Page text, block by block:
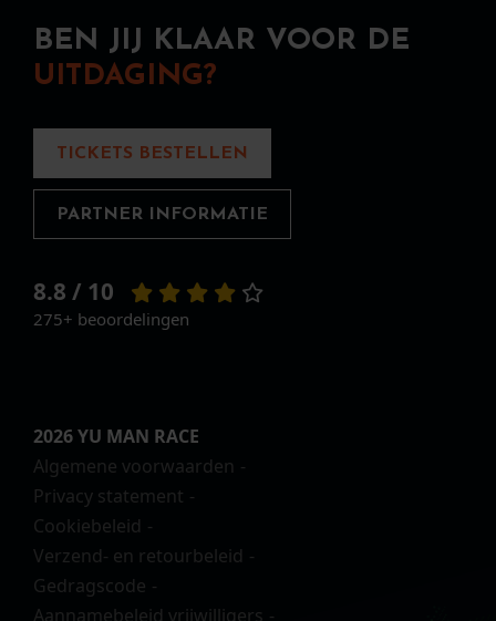
BEN JIJ KLAAR VOOR DE
UITDAGING?
TICKETS BESTELLEN
PARTNER INFORMATIE
8.8 / 10
275+ beoordelingen
2026 YU MAN RACE
Algemene voorwaarden
Privacy statement
Cookiebeleid
Verzend- en retourbeleid
Gedragscode
Aannamebeleid vrijwilligers